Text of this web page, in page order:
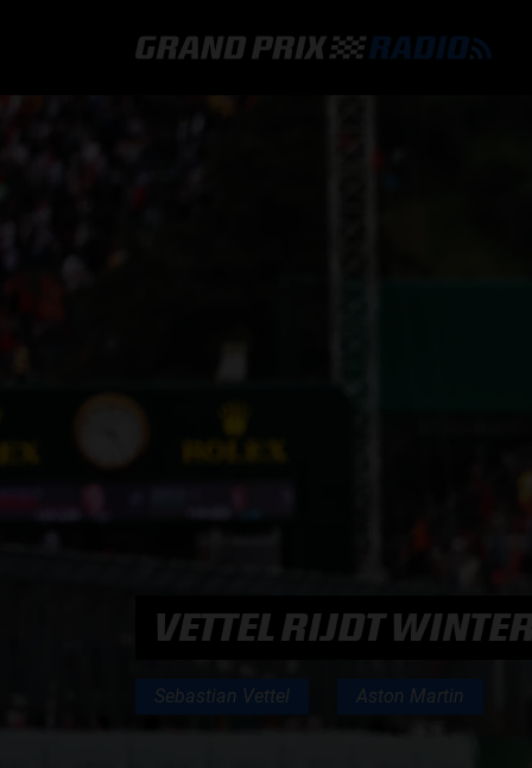
VETTEL RIJDT
Sebastian Vettel Aston Martin
PODCASTS
HOE TE BELUISTEREN?